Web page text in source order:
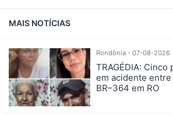
MAIS NOTÍCIAS
Rondônia - 07-08-2026
TRAGÉDIA:
em acidente
BR–364 em RO